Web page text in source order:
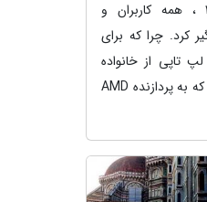
سرفیس لپ تاپ 3 ، همه کاربران و
کرد. چرا که برای
تاپی از خانواده
سرفیس را معرفی کرد که به پردازنده AMD